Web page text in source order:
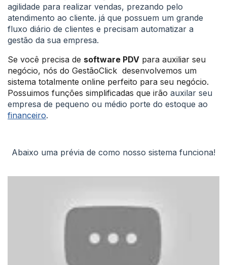
agilidade para realizar vendas, prezando pelo
atendimento ao cliente. já que possuem um grande
fluxo diário de clientes e precisam automatizar a
gestão da sua empresa.
Se você precisa de software PDV para auxiliar seu
negócio, nós do GestãoClick desenvolvemos um
sistema totalmente online perfeito para seu negócio.
Possuimos funções simplificadas que irão auxilar seu
empresa de pequeno ou médio porte do estoque ao
financeiro.
Abaixo uma prévia de como nosso sistema funciona!